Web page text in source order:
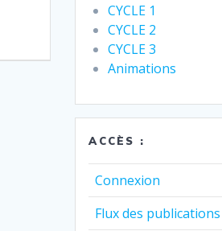
CYCLE 1
CYCLE 2
CYCLE 3
Animations
ACCÈS :
Connexion
Flux des publications